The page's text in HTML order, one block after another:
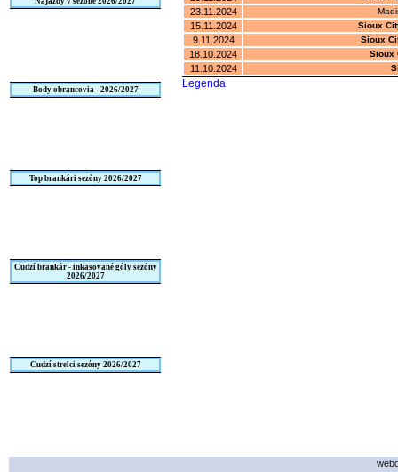
Body obrancovia - 2026/2027
Top brankári sezóny 2026/2027
Cudzí brankár - inkasované góly sezóny
2026/2027
Cudzí strelci sezóny 2026/2027
23.11.2024
15.11.2024 Sioux
9.11.2024 Sioux
18.10.2024 Sioux
11.10.2024
Legenda